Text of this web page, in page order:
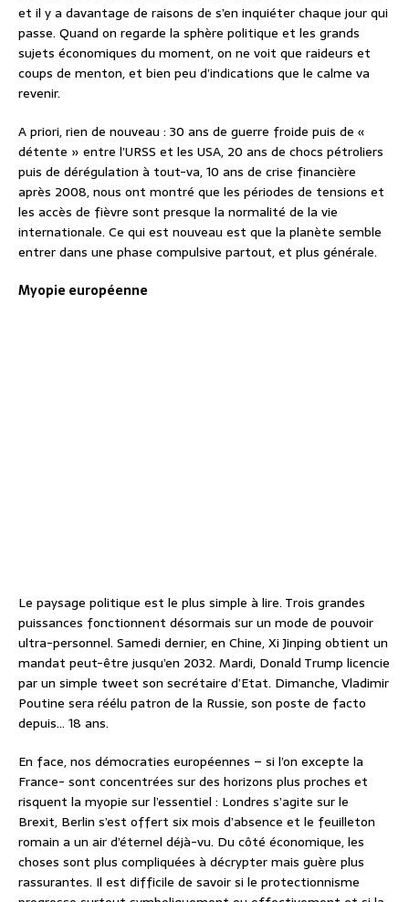
et il y a davantage de raisons de s’en inquiéter chaque jour qui
passe. Quand on regarde la sphère politique et les grands
sujets économiques du moment, on ne voit que raideurs et
coups de menton, et bien peu d’indications que le calme va
revenir.
A priori, rien de nouveau : 30 ans de guerre froide puis de «
détente » entre l’URSS et les USA, 20 ans de chocs pétroliers
puis de dérégulation à tout-va, 10 ans de crise financière
après 2008, nous ont montré que les périodes de tensions et
les accès de fièvre sont presque la normalité de la vie
internationale. Ce qui est nouveau est que la planète semble
entrer dans une phase compulsive partout, et plus générale.
Myopie européenne
Le paysage politique est le plus simple à lire. Trois grandes
puissances fonctionnent désormais sur un mode de pouvoir
ultra-personnel. Samedi dernier, en Chine, Xi Jinping obtient un
mandat peut-être jusqu’en 2032. Mardi, Donald Trump licencie
par un simple tweet son secrétaire d’Etat. Dimanche, Vladimir
Poutine sera réélu patron de la Russie, son poste de facto
depuis… 18 ans.
En face, nos démocraties européennes – si l’on excepte la
France- sont concentrées sur des horizons plus proches et
risquent la myopie sur l’essentiel : Londres s’agite sur le
Brexit, Berlin s’est offert six mois d’absence et le feuilleton
romain a un air d’éternel déjà-vu. Du côté économique, les
choses sont plus compliquées à décrypter mais guère plus
rassurantes. Il est difficile de savoir si le protectionnisme